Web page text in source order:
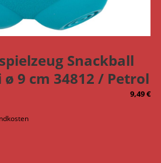
Snackball
9 cm 34812 / Petrol
9,49€